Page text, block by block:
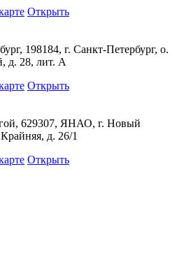
Открыть
198184, г. Санкт-Петербург, о.
д. 28, лит. А
Открыть
629307, ЯНАО, г. Новый
д. 26/1
Открыть